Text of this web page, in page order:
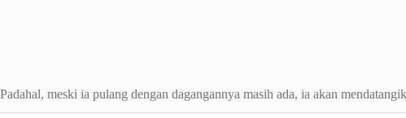
Padahal, meski ia pulang dengan dagangannya masih ada, ia akan